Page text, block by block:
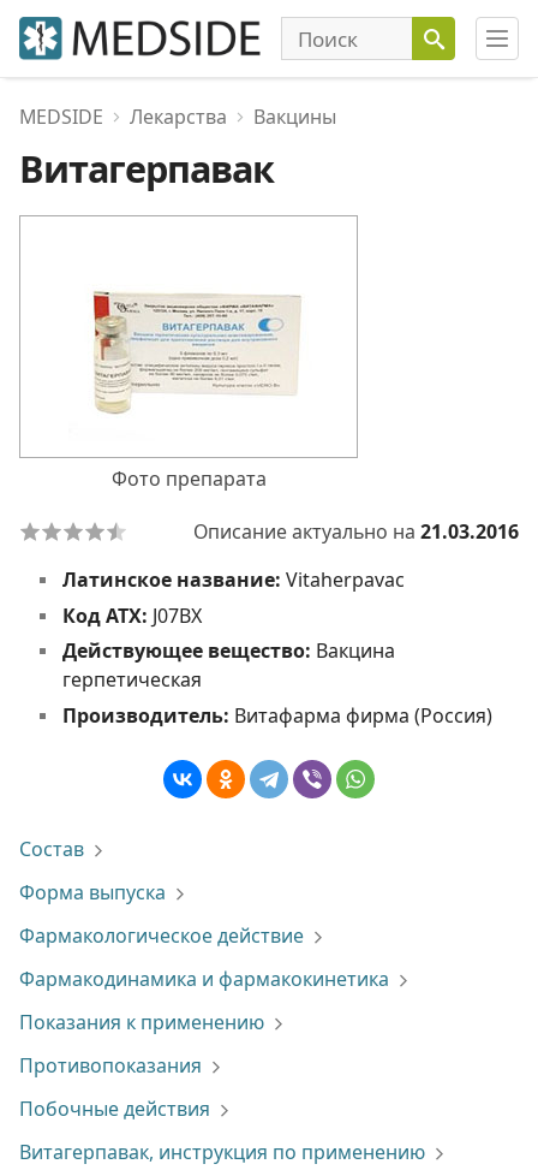
MEDSIDE Лекарства Вакцины
Витагерпавак
Фото препарата
Описание актуально на 21.03.2016
Латинское название: Vitaherpavac
Код АТХ: J07BX
Действующее вещество: Вакцина
герпетическая
Производитель: Витафарма фирма (Россия)
Состав
Форма выпуска
Фармакологическое действие
Фармакодинамика и фармакокинетика
Показания к применению
Противопоказания
Побочные действия
Витагерпавак, инструкция по применению